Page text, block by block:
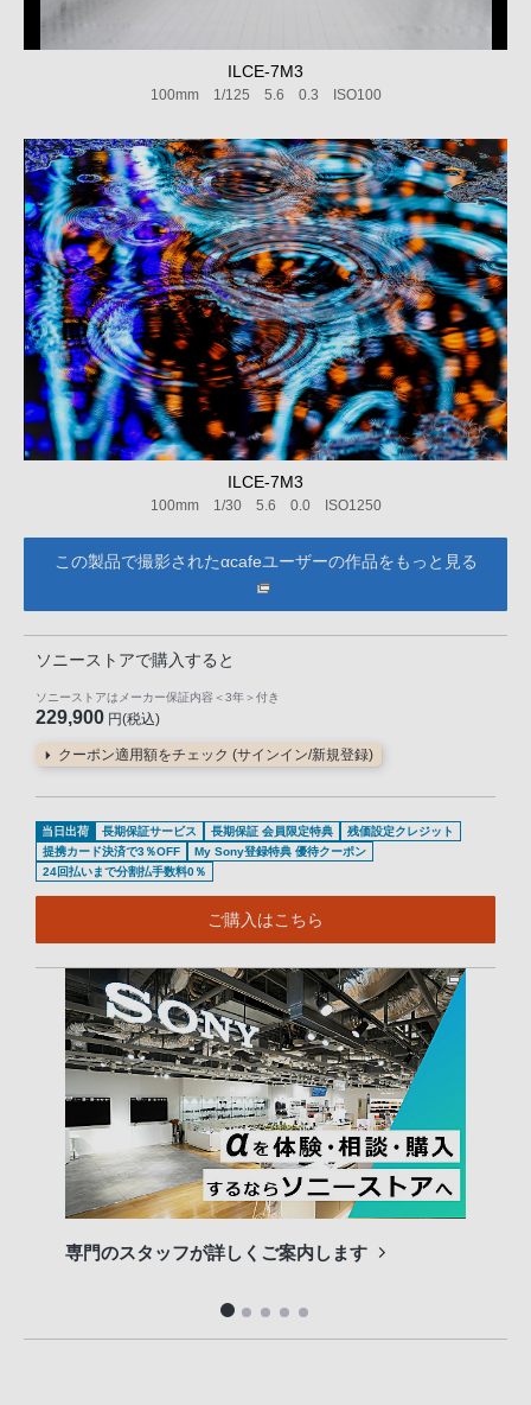
ILCE-7M3
100mm 1/125 5.6 0.3 ISO100
ILCE-7M3
100mm 1/30 5.6 0.0 ISO1250
この製品で撮影されたαcafeユーザーの作品をもっと見る
ソニーストアで購入すると
ソニーストアはメーカー保証内容 ＜3年＞ 付き
229,900 円(税込)
クーポン適用額をチェック (サインイン/新規登録)
当日出荷 長期保証サービス 長期保証 会員限定特典
残価設定クレジット
提携カード決済で3％OFF
My Sony登録特典 優待クーポン
24回払いまで分割払手数料0％
ご購入はこちら
専門のスタッフが詳しくご案内します